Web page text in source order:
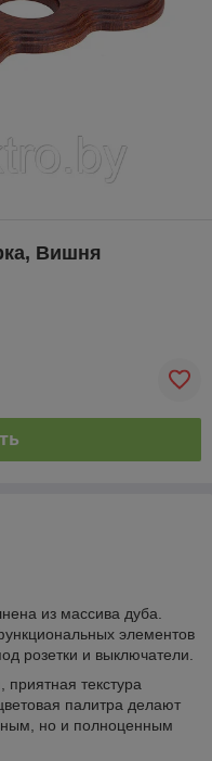
Вишня
из массива дуба.
элементов
розетки и выключатели.
текстура
палитра делают
но и полноценным